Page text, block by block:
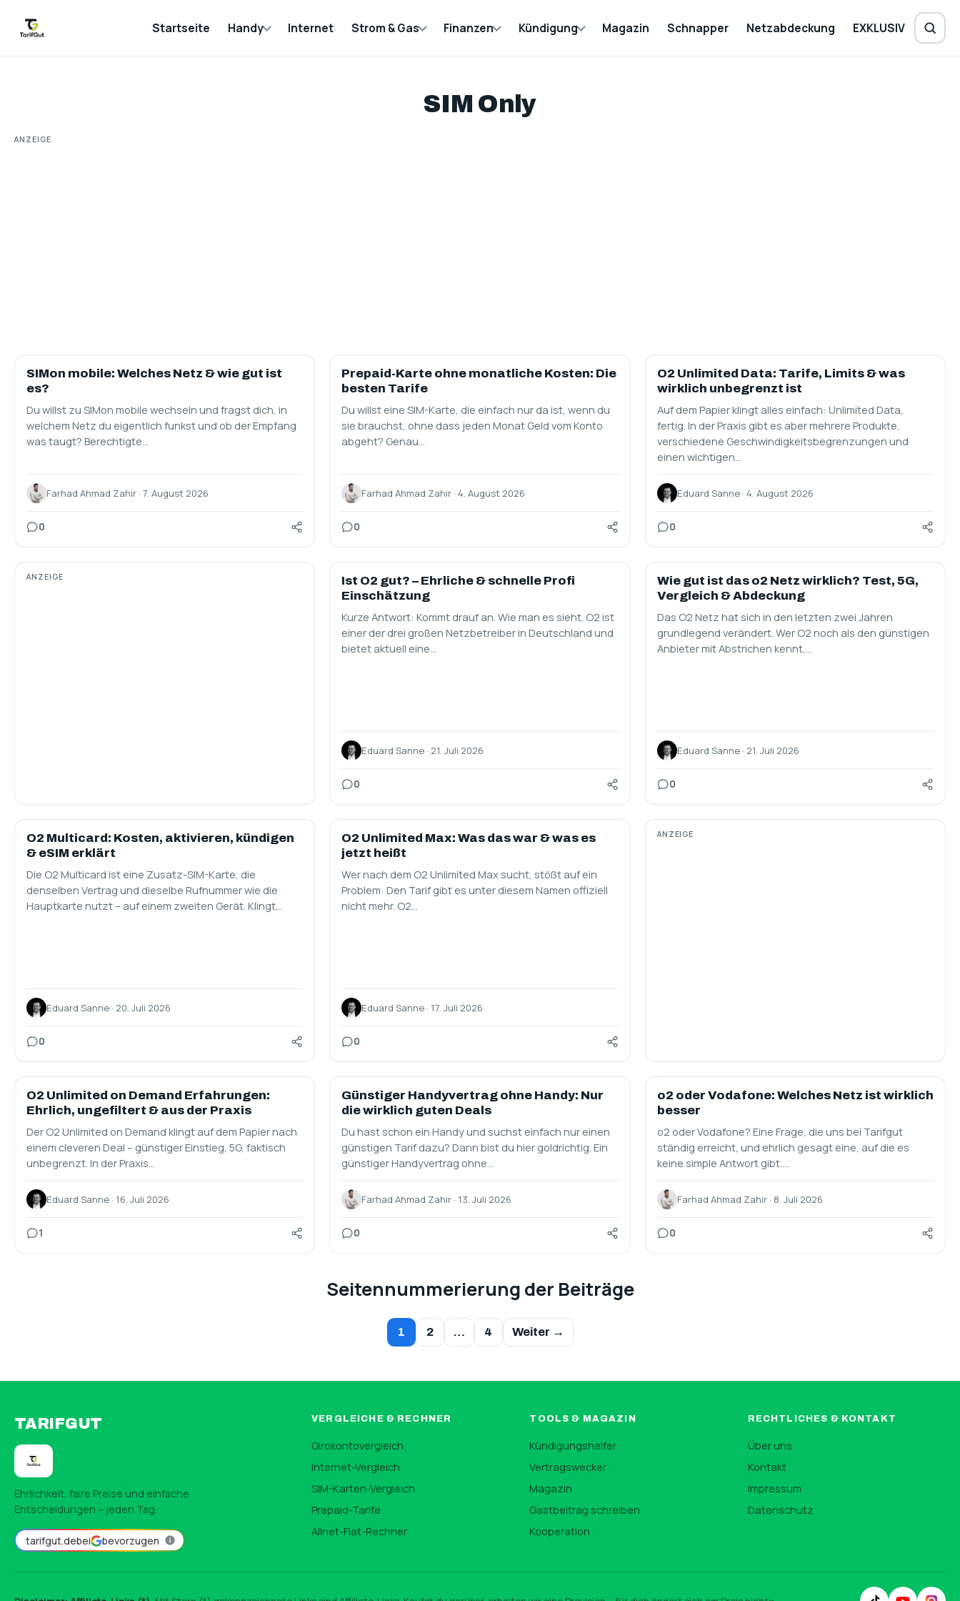
Startseite Handy Internet Strom & Gas Finanzen Kündigung Magazin Schnapper Netzabdeckung EXKLUSIV
SIM Only
ANZEIGE
ALLGEMEIN
SIMon mobile: Welches Netz & wie gut ist
es?
Du willst zu SIMon mobile wechseln und fragst dich, in
welchem Netz du eigentlich funkst und ob der Empfang
was taugt? Berechtigte…
Farhad Ahmad Zahir · 7. August 2026
0
ALLGEMEIN
Prepaid-Karte ohne monatliche Kosten: Die
besten Tarife
Du willst eine SIM-Karte, die einfach nur da ist, wenn du
sie brauchst, ohne dass jeden Monat Geld vom Konto
abgeht? Genau…
Farhad Ahmad Zahir · 4. August 2026
0
BEGRIFFE
O2 Unlimited Data: Tarife, Limits & was
wirklich unbegrenzt ist
Auf dem Papier klingt alles einfach: Unlimited Data,
fertig. In der Praxis gibt es aber mehrere Produkte,
verschiedene Geschwindigkeitsbegrenzungen und
einen wichtigen…
Eduard Sanne · 4. August 2026
0
ANZEIGE SIM ONLY
Ist O2 gut? – Ehrliche & schnelle Profi
Einschätzung
Kurze Antwort: Kommt drauf an. Wie man es sieht. O2 ist
einer der drei großen Netzbetreiber in Deutschland und
bietet aktuell eine…
Eduard Sanne · 21. Juli 2026
0
SIM ONLY
Wie gut ist das o2 Netz wirklich? Test, 5G,
Vergleich & Abdeckung
Das O2 Netz hat sich in den letzten zwei Jahren
grundlegend verändert. Wer O2 noch als den günstigen
Anbieter mit Abstrichen kennt,…
Eduard Sanne · 21. Juli 2026
0
SIM ONLY
O2 Multicard: Kosten, aktivieren, kündigen
& eSIM erklärt
Die O2 Multicard ist eine Zusatz-SIM-Karte, die
denselben Vertrag und dieselbe Rufnummer wie die
Hauptkarte nutzt – auf einem zweiten Gerät. Klingt…
Eduard Sanne · 20. Juli 2026
0
HANDYVERTRÄGE
O2 Unlimited Max: Was das war & was es
jetzt heißt
Wer nach dem O2 Unlimited Max sucht, stößt auf ein
Problem: Den Tarif gibt es unter diesem Namen offiziell
nicht mehr. O2…
Eduard Sanne · 17. Juli 2026
0
ANZEIGE
SIM ONLY
O2 Unlimited on Demand Erfahrungen:
Ehrlich, ungefiltert & aus der Praxis
Der O2 Unlimited on Demand klingt auf dem Papier nach
einem cleveren Deal – günstiger Einstieg, 5G, faktisch
unbegrenzt. In der Praxis…
Eduard Sanne · 16. Juli 2026
1
SIM ONLY
Günstiger Handyvertrag ohne Handy: Nur
die wirklich guten Deals
Du hast schon ein Handy und suchst einfach nur einen
günstigen Tarif dazu? Dann bist du hier goldrichtig. Ein
günstiger Handyvertrag ohne…
Farhad Ahmad Zahir · 13. Juli 2026
0
HANDYVERTRÄGE
o2 oder Vodafone: Welches Netz ist wirklich
besser
o2 oder Vodafone? Eine Frage, die uns bei Tarifgut
ständig erreicht, und ehrlich gesagt eine, auf die es
keine simple Antwort gibt.…
Farhad Ahmad Zahir · 8. Juli 2026
0
Seitennummerierung der Beiträge
1 2 … 4 Weiter →
TARIFGUT
Ehrlichkeit, faire Preise und einfache
Entscheidungen – jeden Tag.
tarifgut.debei bevorzugen
VERGLEICHE & RECHNER
Girokontovergleich
Internet-Vergleich
SIM-Karten-Vergleich
Prepaid-Tarife
Allnet-Flat-Rechner
TOOLS & MAGAZIN
Kündigungshelfer
Vertragswecker
Magazin
Gastbeitrag schreiben
Kooperation
RECHTLICHES & KONTAKT
Über uns
Kontakt
Impressum
Datenschutz